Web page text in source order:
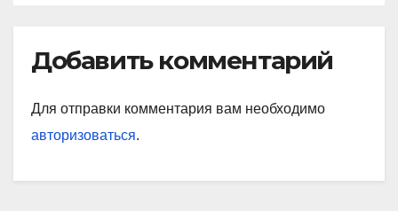
Добавить комментарий
Для отправки комментария вам необходимо
авторизоваться.